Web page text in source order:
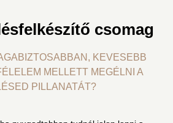
csomag
KEVESEBB
MELLETT MEGÉLNI A
PILLANATÁT?